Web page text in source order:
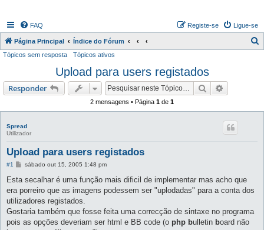
FAQ Ligue-se
Registe-se
Página Principal Índice do Fórum
i
Tópicos sem resposta Tópicos ativos
Upload para users registados
Responder Pesquisar
2 mensagens • Página 1 de 1
Spread
Utilizador
Upload para users registados
#1
M
n
a
g
m
sábado out 15, 2005 1:48 pm
Esta secalhar é uma função mais dificil de implementar mas acho que
era porreiro que as imagens podessem ser "uplodadas" para a conta dos
utilizadores registados.
Gostaria também que fosse feita uma correcção de sintaxe no programa
pois as opções deveriam ser html e BB code (o php bulletin board não